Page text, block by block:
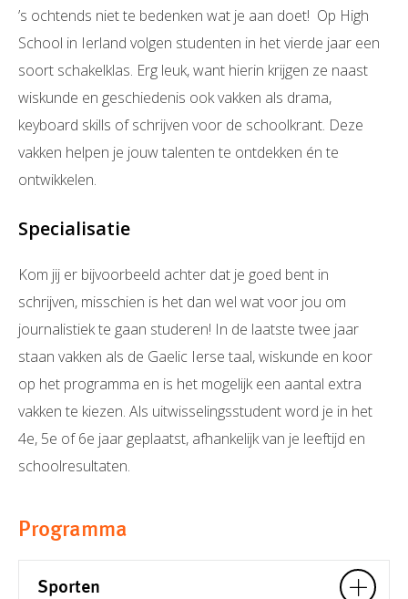
’s ochtends niet te bedenken wat je aan doet! Op High
School in Ierland volgen studenten in het vierde jaar een
soort schakelklas. Erg leuk, want hierin krijgen ze naast
wiskunde en geschiedenis ook vakken als drama,
keyboard skills of schrijven voor de schoolkrant. Deze
vakken helpen je jouw talenten te ontdekken én te
ontwikkelen.
Specialisatie
Kom jij er bijvoorbeeld achter dat je goed bent in
schrijven, misschien is het dan wel wat voor jou om
journalistiek te gaan studeren! In de laatste twee jaar
staan vakken als de Gaelic Ierse taal, wiskunde en koor
op het programma en is het mogelijk een aantal extra
vakken te kiezen. Als uitwisselingsstudent word je in het
4e, 5e of 6e jaar geplaatst, afhankelijk van je leeftijd en
schoolresultaten.
Programma
Sporten